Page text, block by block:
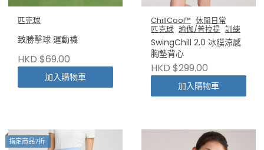
匹克球
致勝擊球 運動襪
HKD $69.00
加入購物車
ChillCool™ 休閒日常
匹克球 瑜伽/普拉提 訓練
SwingChill 2.0 冰膜涼感
胸墊背心
HKD $299.00
加入購物車
指定商品7折